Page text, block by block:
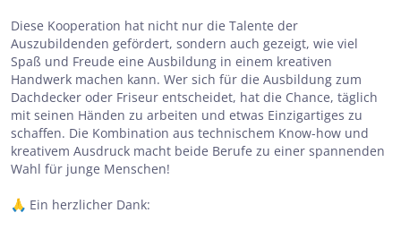
Diese Kooperation hat nicht nur die Talente der
Auszubildenden gefördert, sondern auch gezeigt, wie viel
Spaß und Freude eine Ausbildung in einem kreativen
Handwerk machen kann. Wer sich für die Ausbildung zum
Dachdecker oder Friseur entscheidet, hat die Chance, täglich
mit seinen Händen zu arbeiten und etwas Einzigartiges zu
schaffen. Die Kombination aus technischem Know-how und
kreativem Ausdruck macht beide Berufe zu einer spannenden
Wahl für junge Menschen!
🙏 Ein herzlicher Dank: